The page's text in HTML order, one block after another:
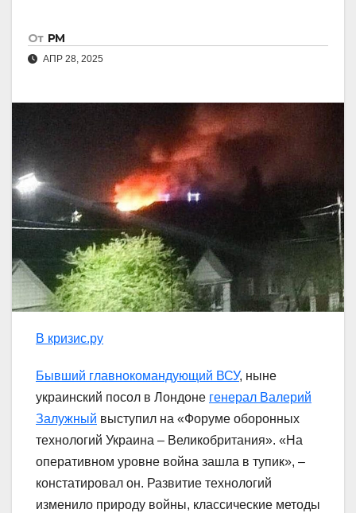
От РМ
АПР 28, 2025
В кризис.ру
Бывший главнокомандующий ВСУ, ныне
украинский посол в Лондоне генерал Валерий
Залужный выступил на «Форуме оборонных
технологий Украина – Великобритания». «На
оперативном уровне война зашла в тупик», –
констатировал он. Развитие технологий
изменило природу войны, классические методы